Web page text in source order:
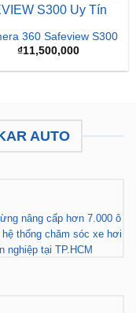
360 Safeview S300
₫11,500,000
AUTO
nâng cấp hơn 7.000 ô
thống chăm sóc xe hơi
nghiệp tại TP.HCM